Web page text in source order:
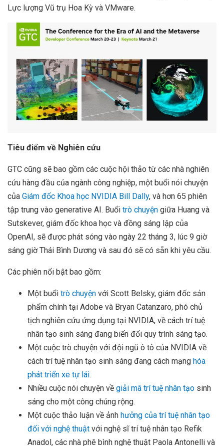
Lực lượng Vũ trụ Hoa Kỳ và VMware.
Tiêu điểm về Nghiên cứu
GTC cũng sẽ bao gồm các cuộc hội thảo từ các nhà nghiên
cứu hàng đầu của ngành công nghiệp, một buổi nói chuyện
của Giám đốc Khoa học NVIDIA Bill Dally, và hơn 65 phiên
tập trung vào generative AI. Buổi trò chuyện giữa Huang và
Sutskever, giám đốc khoa học và đồng sáng lập của
OpenAI, sẽ được phát sóng vào ngày 22 tháng 3, lúc 9 giờ
sáng giờ Thái Bình Dương và sau đó sẽ có sẵn khi yêu cầu.
Các phiên nổi bật bao gồm:
Một buổi trò chuyện với Scott Belsky, giám đốc sản
phẩm chính tại Adobe và Bryan Catanzaro, phó chủ
tịch nghiên cứu ứng dụng tại NVIDIA, về cách trí tuệ
nhân tạo sinh sáng đang biến đổi quy trình sáng tạo.
Một cuộc trò chuyện với đội ngũ ô tô của NVIDIA về
cách trí tuệ nhân tạo sinh sáng đang cách mạng hóa
phát triển xe tự lái.
Nhiều cuộc nói chuyện về giải mã trí tuệ nhân tạo sinh
sáng cho một công chúng rộng.
Một cuộc thảo luận về ảnh hưởng của trí tuệ nhân tạo
đối với nghệ thuật với nghệ sĩ trí tuệ nhân tạo Refik
Anadol, các nhà phê bình nghệ thuật Paola Antonelli và